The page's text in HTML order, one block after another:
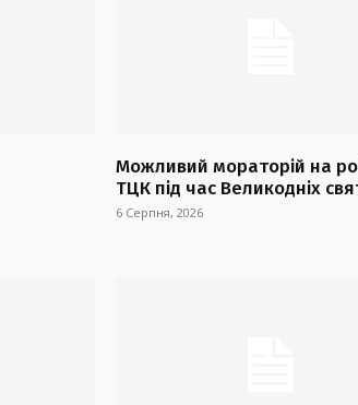
Можливий мораторій на
ТЦК під час Великодніх
6 Серпня, 2026